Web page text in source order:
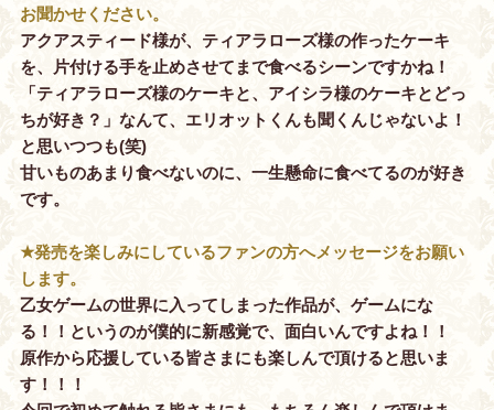
お聞かせください。
アクアスティード様が、ティアラローズ様の作ったケーキ
を、片付ける手を止めさせてまで食べるシーンですかね！
「ティアラローズ様のケーキと、アイシラ様のケーキとどっ
ちが好き？」なんて、エリオットくんも聞くんじゃないよ！
と思いつつも(笑)
甘いものあまり食べないのに、一生懸命に食べてるのが好き
です。
★発売を楽しみにしているファンの方へメッセージをお願い
します。
乙女ゲームの世界に入ってしまった作品が、ゲームにな
る！！というのが僕的に新感覚で、面白いんですよね！！
原作から応援している皆さまにも楽しんで頂けると思いま
す！！！